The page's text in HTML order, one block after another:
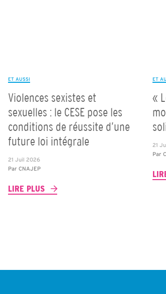
ET AUSSI
Violences sexistes et
sexuelles : le CESE pose les
conditions de réussite d’une
future loi intégrale
21 Juil 2026
Par CNAJEP
LIRE PLUS
ET
«
21
Par